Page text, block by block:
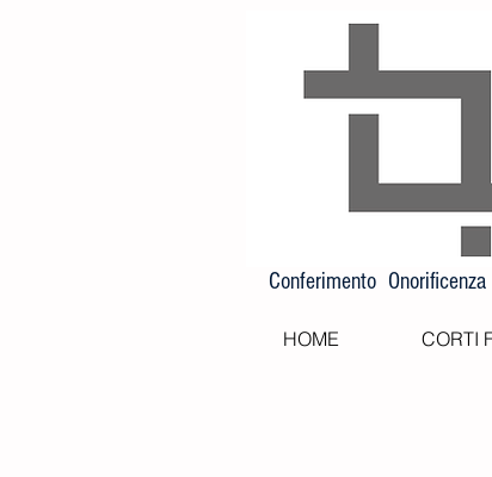
Conferimento
HOME CORTI